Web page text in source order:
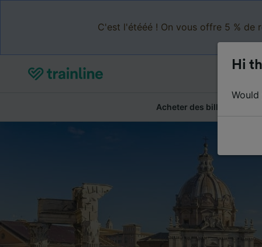
C'est l'étééé ! On vous offre 5 %
Acheter des billets
Hi